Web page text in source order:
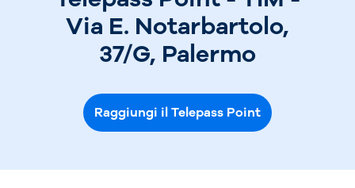
Via E. Notarbartolo,
37/G, Palermo
Raggiungi il Telepass Point